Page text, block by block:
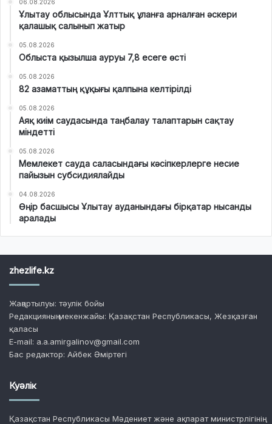
06.08.2026
Ұлытау облысында Ұлттық ұланға арналған әскери
қалашық салынып жатыр
05.08.2026
Облыста қызылша ауруы 7,8 есеге өсті
05.08.2026
82 азаматтың құқығы қалпына келтірілді
05.08.2026
Аяқ киім саудасында таңбалау талаптарын сақтау
міндетті
05.08.2026
Мемлекет сауда саласындағы кәсіпкерлерге несие
пайызын субсидиялайды
04.08.2026
Өңір басшысы Ұлытау ауданындағы бірқатар нысанды
аралады
zhezlife.kz
Жаңартылуы: тәулік бойы
Редакцияның мекенжайы: Қазақстан Республикасы, Жезқазған
қаласы
E-mail: a.a.amirgalinov@gmail.com
Бас редактор: Айбек Әміртегі
Куәлік
Қазақстан Республикасы Мәдениет және ақпарат министрлігінің